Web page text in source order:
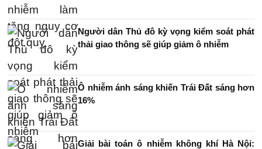
Người dân Thủ đô kỳ vọng kiểm soát phát
thải giao thông sẽ giúp giảm ô nhiễm
Ô nhiễm ánh sáng khiến Trái Đất sáng hơn
16%
Giải bài toán ô nhiễm không khí Hà Nội: